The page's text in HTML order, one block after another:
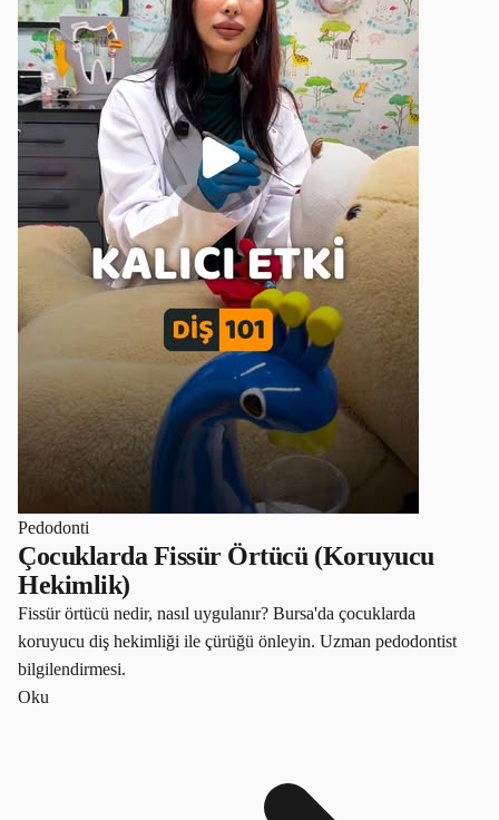
Pedodonti
Çocuklarda Fissür Örtücü (Koruyucu
Hekimlik)
Fissür örtücü nedir, nasıl uygulanır? Bursa'da çocuklarda
koruyucu diş hekimliği ile çürüğü önleyin. Uzman pedodontist
bilgilendirmesi.
Oku